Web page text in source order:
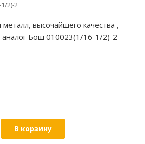
2)-2
высочайшего качества ,
аналог Бош 010023(1/16-1/2)-2
В корзину